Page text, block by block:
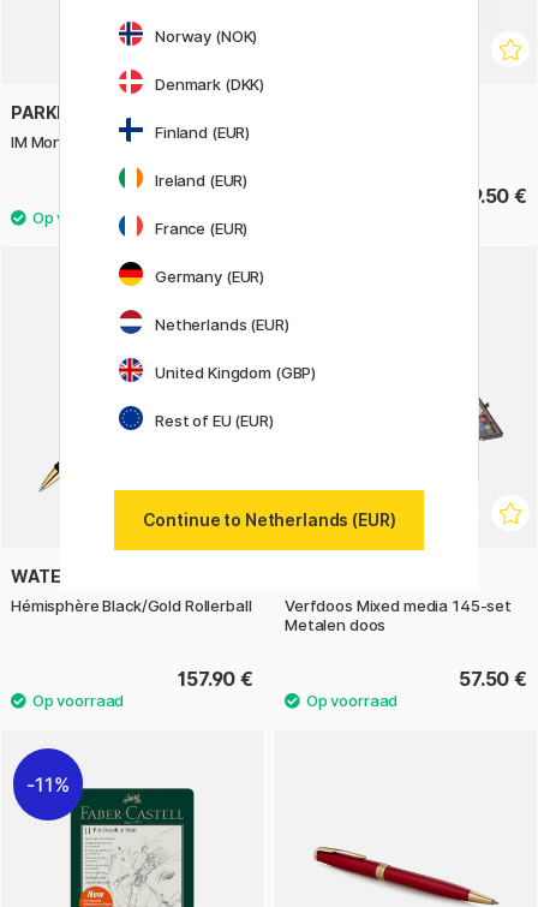
PARKER
IM Monochrome Titanium Vulpen
73.52 €
91.90 € 109.50 €
WATERMAN
Hémisphère Black/Gold Rollerball
157.90 €
Verfdoos Mixed media 145-set
Metalen doos
57.50 €
11%
Norway (NOK)
Denmark (DKK)
Finland (EUR)
Ireland (EUR)
France (EUR)
Germany (EUR)
Netherlands (EUR)
United Kingdom (GBP)
Rest of EU (EUR)
Continue to Netherlands (EUR)